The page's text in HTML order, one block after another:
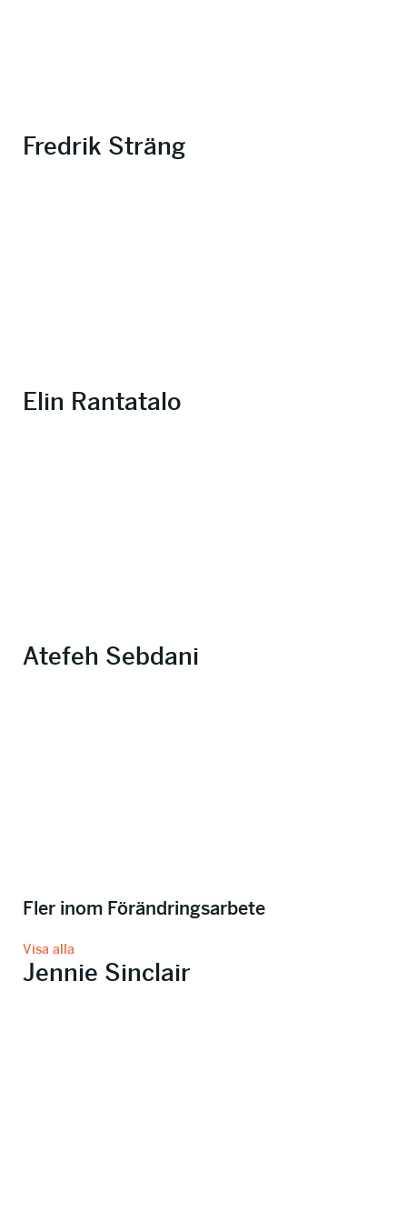
Fredrik Sträng
Elin Rantatalo
Atefeh Sebdani
Fler inom Förändringsarbete
Visa alla
Jennie Sinclair